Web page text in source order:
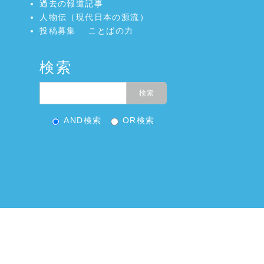
過去の報道記事
人物伝（現代日本の源流）
投稿募集
ことばの力
検索
AND検索 OR検索